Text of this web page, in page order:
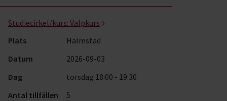
Studiecirkel/kurs: Valpkurs
Plats
Halmstad
Datum
2026-09-03
Dag
torsdag 18:00 - 19:30
Antal tillfällen
5